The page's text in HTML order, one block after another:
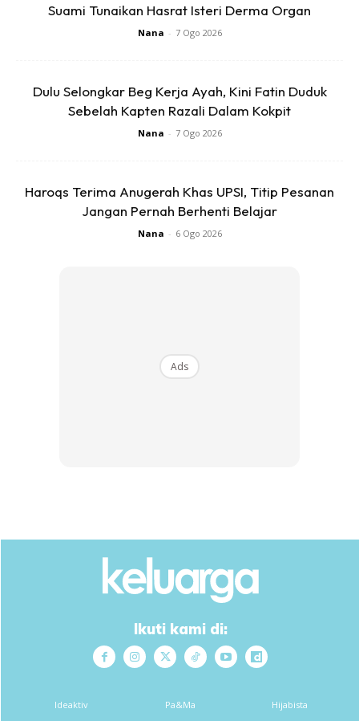
Suami Tunaikan Hasrat Isteri Derma Organ
Nana - 7 Ogo 2026
Dulu Selongkar Beg Kerja Ayah, Kini Fatin Duduk
Sebelah Kapten Razali Dalam Kokpit
Nana - 7 Ogo 2026
Haroqs Terima Anugerah Khas UPSI, Titip Pesanan
Jangan Pernah Berhenti Belajar
Nana - 6 Ogo 2026
Ads
Ikuti kami di:
Ideaktiv Pa&Ma Hijabista